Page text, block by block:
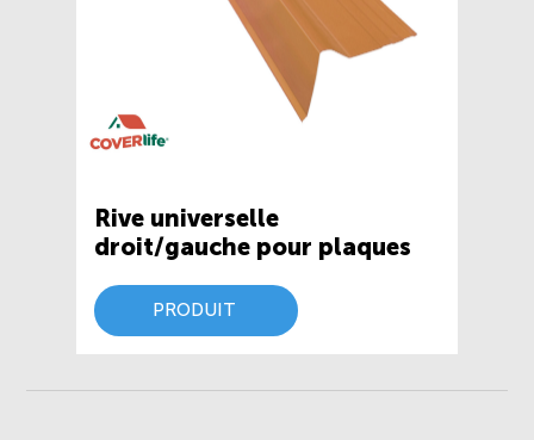
Rive universelle
droit/gauche pour plaques
PRODUIT